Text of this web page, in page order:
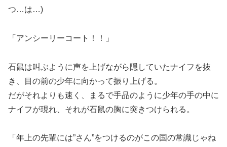
つ…は…)
「アンシーリーコート！！」
石鼠は叫ぶように声を上げながら隠していたナイフを抜
き、目の前の少年に向かって振り上げる。
だがそれよりも速く、まるで手品のように少年の手の中に
ナイフが現れ、それが石鼠の胸に突きつけられる。
「年上の先輩には”さん”をつけるのがこの国の常識じゃね